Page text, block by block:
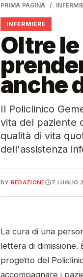
PRIMA PAGINA /
INFERMIERE
Oltre
anche
Il Policlinico
vita del paziente
qualità di vita
dell'assistenza
BY REDAZIONE 7 LUGLIO
La cura di una
lettera di dimissione.
progetto del
accompagnare i